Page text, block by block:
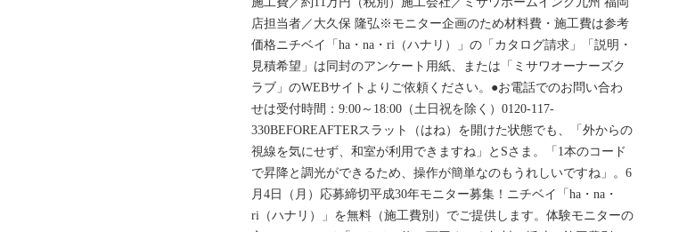
店担当者／大久保 隆弘※モニター企画のため材料費・施工費は参考
価格ニチベイ「ha・na・ri（ハナリ）」の「カタログ請求」「説明・
見積希望」は同封のアンケート用紙、または「ミサワオーナーズク
ラブ」のWEBサイトよりご依頼ください。●お電話でのお問い合わ
せは受付時間：9:00～18:00（土日祝を除く）0120-117-
330BEFOREAFTERスラット（はね）を開けた状態でも、「外からの
視線を気にせず、和室が利用できますね」とSさま。「1本のコード
で昇降と調光ができるため、操作が簡単なのもうれしいですね」。6
月4日（月）応募締切平成30年モニター募集！ニチベイ「ha・na・
ri（ハナリ）」を無料（施工費別）でご提供します。体験モニターの